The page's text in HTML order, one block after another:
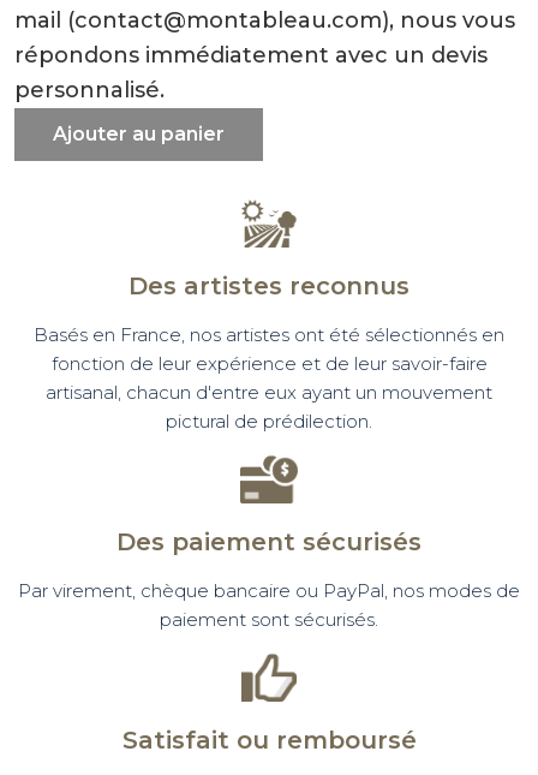
mail (contact@montableau.com), nous vous
répondons immédiatement avec un devis
personnalisé.
Ajouter au panier
Des artistes reconnus
Basés en France, nos artistes ont été sélectionnés en
fonction de leur expérience et de leur savoir-faire
artisanal, chacun d'entre eux ayant un mouvement
pictural de prédilection.
Des paiement sécurisés
Par virement, chèque bancaire ou PayPal, nos modes de
paiement sont sécurisés.
Satisfait ou remboursé